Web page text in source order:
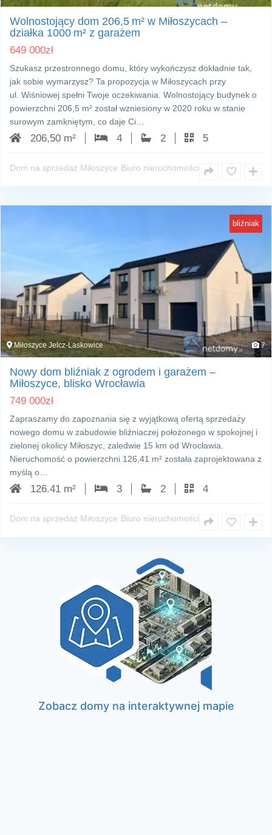
Wolnostojący dom 206,5 m² w Miłoszycach –
działka 1000 m² z garażem
649 000zł
Szukasz przestronnego domu, który wykończysz dokładnie tak,
jak sobie wymarzysz? Ta propozycja w Miłoszycach przy
ul. Wiśniowej spełni Twoje oczekiwania. Wolnostojący budynek o
powierzchni 206,5 m² został wzniesiony w 2020 roku w stanie
surowym zamkniętym, co daje Ci…
206,50 m² 4 2 5
Dom na sprzedaż Miłoszyce Biuro nieruchomości
bliźniak
Miłoszyce Jelcz-Laskowice 7
Nowy dom bliźniak z ogrodem i garażem –
Miłoszyce, blisko Wrocławia
749 000zł
Zapraszamy do zapoznania się z wyjątkową ofertą sprzedaży
nowego domu w zabudowie bliźniaczej położonego w spokojnej i
zielonej okolicy Miłoszyc, zaledwie 15 km od Wrocławia.
Nieruchomość o powierzchni 126,41 m² została zaprojektowana z
myślą o…
126.41 m² 3 2 4
Dom na sprzedaż Miłoszyce Biuro nieruchomości
Zobacz domy na interaktywnej mapie